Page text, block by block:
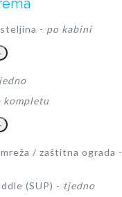
- po kabini
kompletu
/ zaštitna ograda -
(SUP) - tjedno